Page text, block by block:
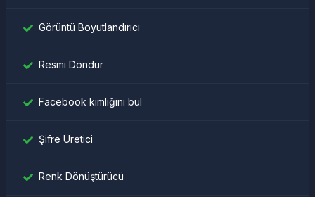
Görüntü Boyutlandırıcı
Resmi Döndür
Facebook kimliğini bul
Şifre Üretici
Renk Dönüştürücü